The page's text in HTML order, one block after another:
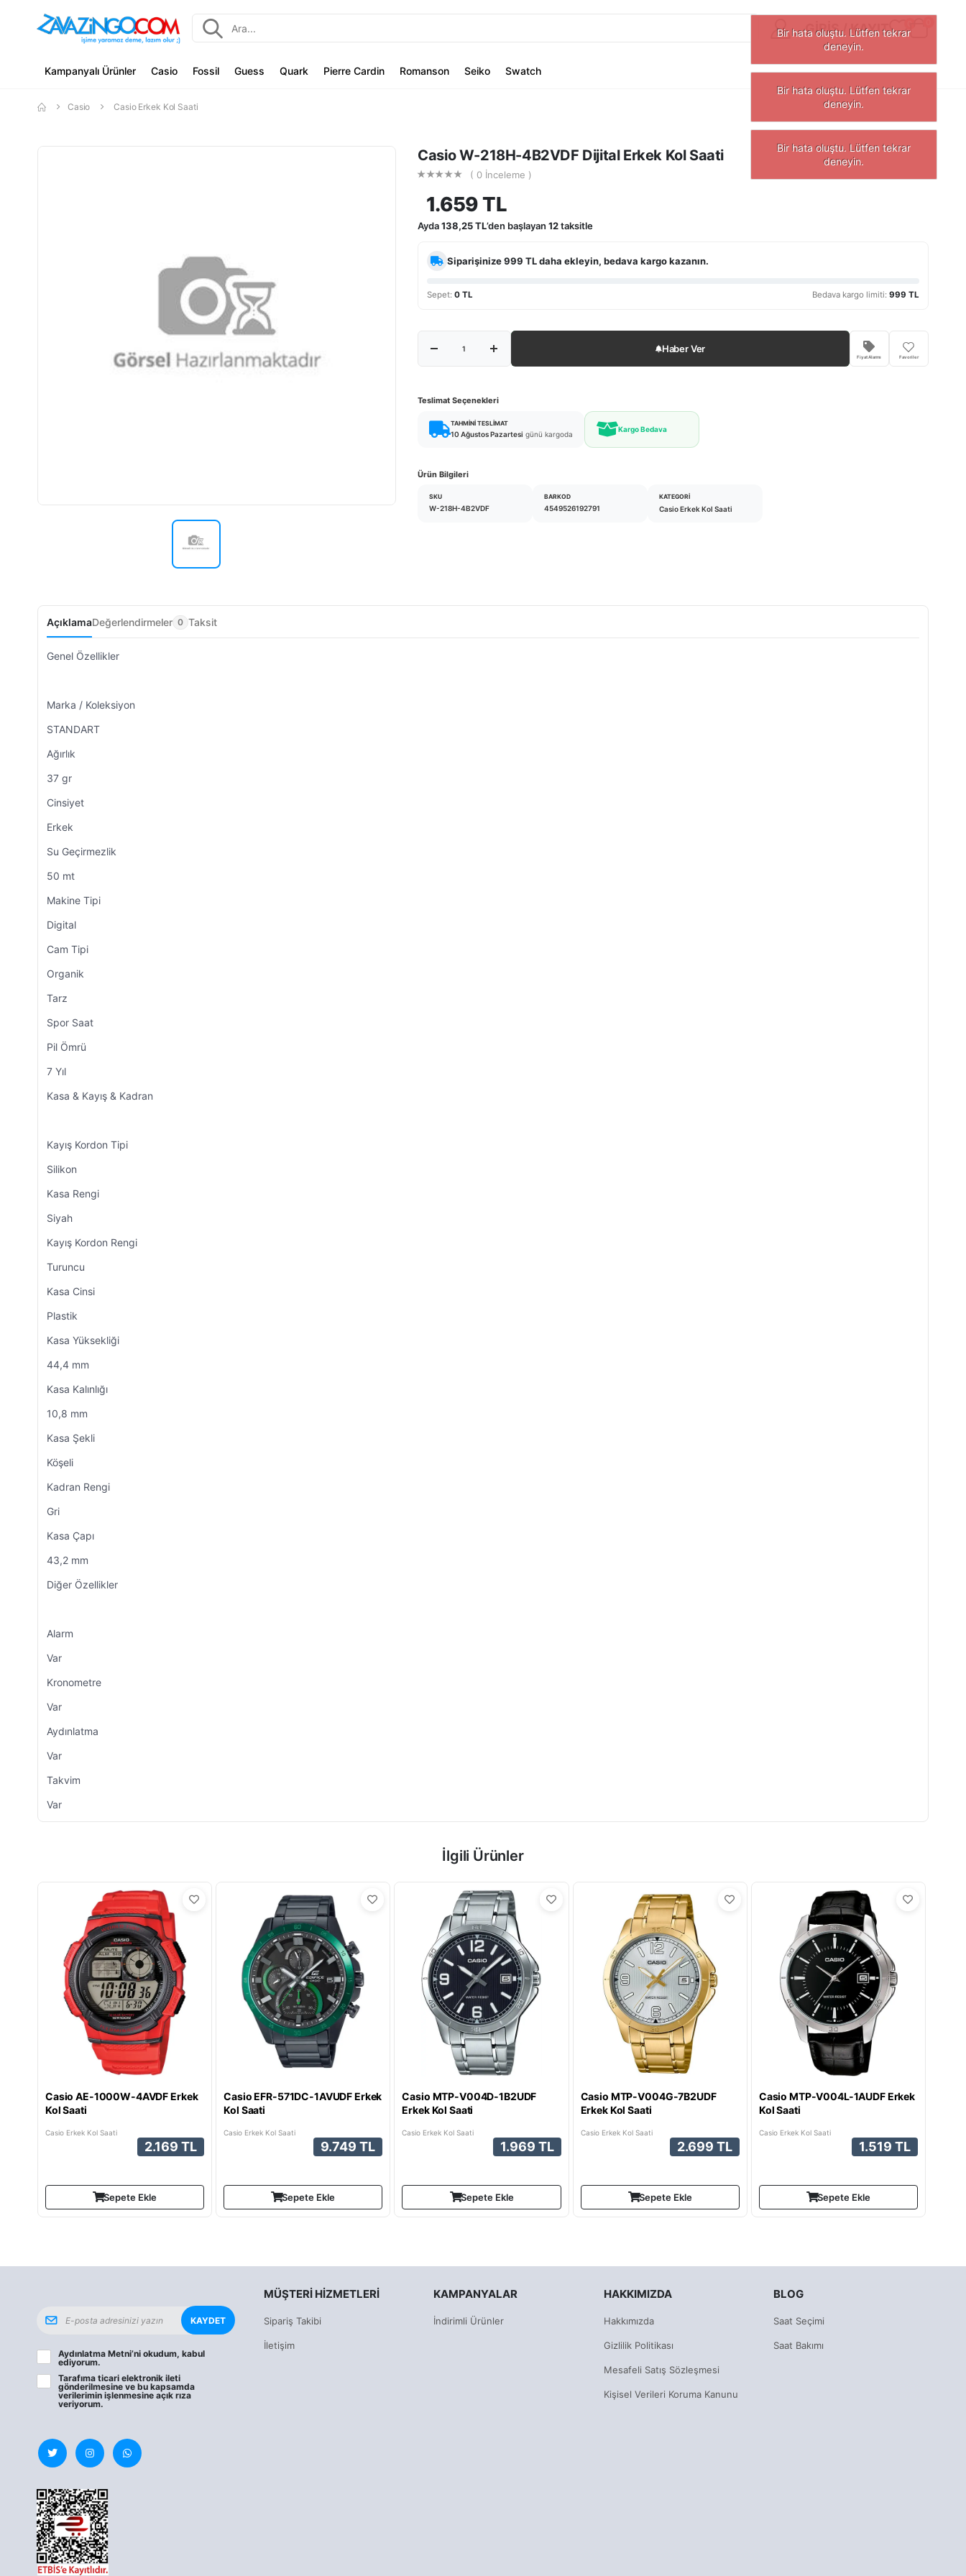
GIRIŞ / KAYIT
Kampanyalı Ürünler Casio Fossil Guess Quark Pierre Cardin Romanson Seiko Swatch
Casio Casio Erkek Kol Saati
Casio W-218H-4B2VDF Dijital Erkek Kol Saati
( 0 İnceleme )
1.659 TL
Ayda138,25 TL’den başlayan12taksitle
Siparişinize999 TLdaha ekleyin, bedava kargo kazanın.
Sepet:0 TL Bedava kargo limiti: 999 TL
Haber Ver
Fiyat Alarmı Favoriler
Teslimat Seçenekleri
TAHMINI TESLIMAT
10 Ağustos Pazartesi günü kargoda
Kargo Bedava
Ürün Bilgileri
SKU
W-218H-4B2VDF
BARKOD
4549526192791
KATEGORI
Casio Erkek Kol Saati
AçıklamaDeğerlendirmeler 0 Taksit
Genel Özellikler
Marka / Koleksiyon
STANDART
Ağırlık
37 gr
Cinsiyet
Erkek
Su Geçirmezlik
50 mt
Makine Tipi
Digital
Cam Tipi
Organik
Tarz
Spor Saat
Pil Ömrü
7 Yıl
Kasa & Kayış & Kadran
Kayış Kordon Tipi
Silikon
Kasa Rengi
Siyah
Kayış Kordon Rengi
Turuncu
Kasa Cinsi
Plastik
Kasa Yüksekliği
44,4 mm
Kasa Kalınlığı
10,8 mm
Kasa Şekli
Köşeli
Kadran Rengi
Gri
Kasa Çapı
43,2 mm
Diğer Özellikler
Alarm
Var
Kronometre
Var
Aydınlatma
Var
Takvim
Var
İlgili Ürünler
Casio AE-1000W-4AVDF Erkek
Kol Saati
Casio Erkek Kol Saati
2.169 TL
Sepete Ekle
Casio EFR-571DC-1AVUDF Erkek
Kol Saati
Casio Erkek Kol Saati
9.749 TL
Sepete Ekle
Casio MTP-V004D-1B2UDF
Erkek Kol Saati
Casio Erkek Kol Saati
1.969 TL
Sepete Ekle
Casio MTP-V004G-7B2UDF
Erkek Kol Saati
Casio Erkek Kol Saati
2.699 TL
Sepete Ekle
Casio MTP-V004L-1AUDF Erkek
Kol Saati
Casio Erkek Kol Saati
1.519 TL
Sepete Ekle
MÜŞTERI HIZMETLERI
Sipariş Takibi
İletişim
KAMPANYALAR
İndirimli Ürünler
HAKKIMIZDA
Hakkımızda
Gizlilik Politikası
Mesafeli Satış Sözleşmesi
Kişisel Verileri Koruma Kanunu
BLOG
Saat Seçimi
Saat Bakımı
KAYDET
Aydınlatma Metni’ni okudum, kabul
ediyorum.
Tarafıma ticari elektronik ileti
gönderilmesine ve bu kapsamda
verilerimin işlenmesineaçık rıza
veriyorum.